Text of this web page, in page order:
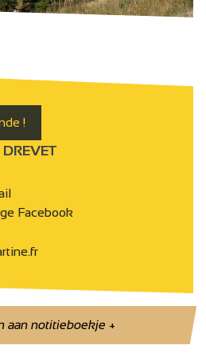
!
Facebook
aan notitieboekje+